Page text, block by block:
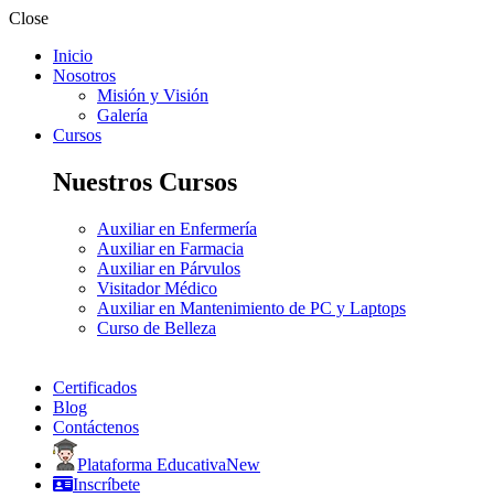
Close
Inicio
Nosotros
Misión y Visión
Galería
Cursos
Nuestros Cursos
Auxiliar en Enfermería
Auxiliar en Farmacia
Auxiliar en Párvulos
Visitador Médico
Auxiliar en Mantenimiento de PC y Laptops
Curso de Belleza
Certificados
Blog
Contáctenos
Plataforma EducativaNew
Inscríbete